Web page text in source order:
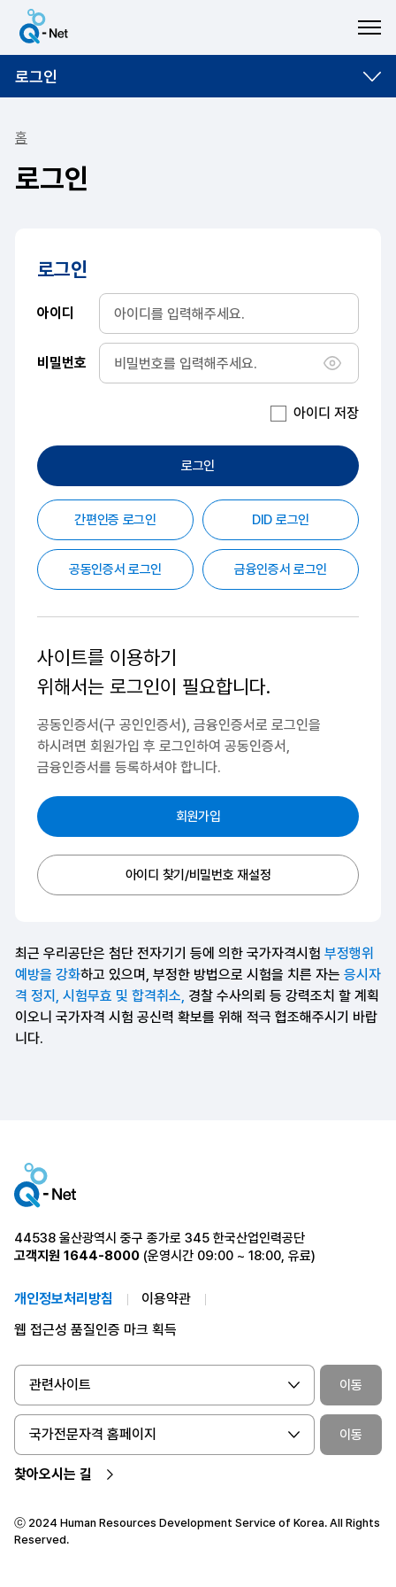
로그인
홈
로그인
로그인
아이디
비밀번호
비밀번호
아이디 저장
로그인
간편인증 로그인 DID 로그인
공동인증서 로그인 금융인증서 로그인
사이트를 이용하기
위해서는 로그인이 필요합니다.
공동인증서(구 공인인증서), 금융인증서로 로그인을
하시려면 회원가입 후 로그인하여 공동인증서,
금융인증서를 등록하셔야 합니다.
회원가입
아이디 찾기/비밀번호 재설정
최근 우리공단은 첨단 전자기기 등에 의한 국가자격시험 부정행위
예방을 강화하고 있으며, 부정한 방법으로 시험을 치른 자는 응시자
격 정지, 시험무효 및 합격취소, 경찰 수사의뢰 등 강력조치 할 계획
이오니 국가자격 시험 공신력 확보를 위해 적극 협조해주시기 바랍
니다.
44538 울산광역시 중구 종가로 345 한국산업인력공단
고객지원 1644-8000 (운영시간 09:00 ~ 18:00, 유료)
개인정보처리방침
이용약관
웹 접근성 품질인증 마크 획득
관련사이트 이동
국가전문자격 홈페이지 이동
찾아오시는 길
ⓒ 2024 Human Resources Development Service of Korea. All Rights
Reserved.